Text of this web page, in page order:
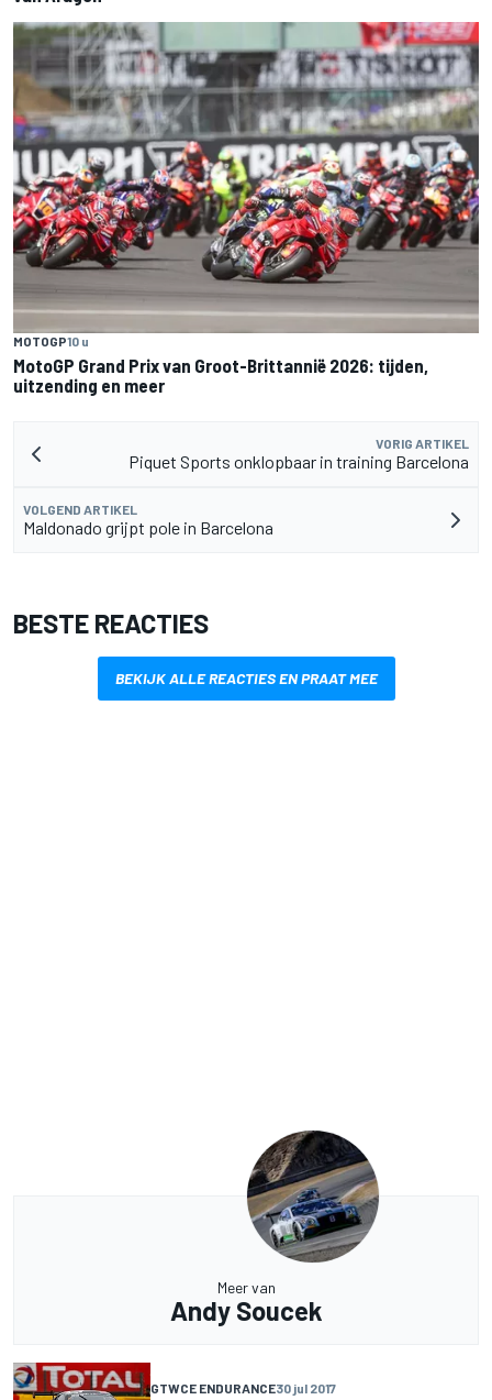
MOTOGP10 u
MotoGP Grand Prix van Groot-Brittannië 2026: tijden,
uitzending en meer
VORIG ARTIKEL
Piquet Sports onklopbaar in training Barcelona
VOLGEND ARTIKEL
Maldonado grijpt pole in Barcelona
BESTE REACTIES
BEKIJK ALLE REACTIES EN PRAAT MEE
Meer van
Andy Soucek
GTWCE ENDURANCE30 jul 2017